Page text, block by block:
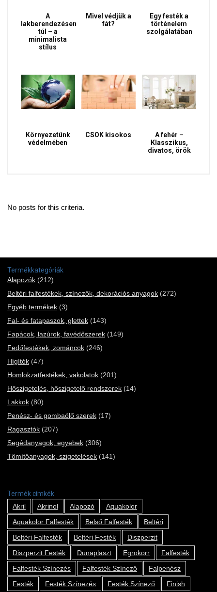
A
lakberendezésen
túl – a
minimalista
stílus
Mivel védjük a
fát?
Egy festék a
történelem
szolgálatában
Környezetünk
védelmében
CSOK kisokos
A fehér –
Klasszikus,
divatos, örök
No posts for this criteria.
Termékkategóriák
Alapozók (212)
Beltéri falfestékek, színezők, dekorációs anyagok (272)
Egyéb termékek (3)
Fal- és fatapaszok, glettek (143)
Fapácok, lazúrok, favédőszerek (149)
Fedőfestékek, zománcok (246)
Hígítók (47)
Homlokzatfestékek, vakolatok (201)
Hőszigetelés, hőszigetelő rendszerek (14)
Lakkok (80)
Penész- és gombaölő szerek (17)
Ragasztók (207)
Segédanyagok, egyebek (306)
Tömítőanyagok, szigetelések (141)
Termék címkék
Akril
Akrinol Alapozó
Aquakolor
Aquakolor Falfesték
Belső Falfesték
Beltéri
Beltéri Falfesték
Beltéri Festék
Diszperzit
Diszperzit Festék
Dunaplaszt Egrokorr
Falfesték
Falfesték Színezés
Falfesték Színező
Falpenész
Festék
Festék Színezés Festék Színező
Finish